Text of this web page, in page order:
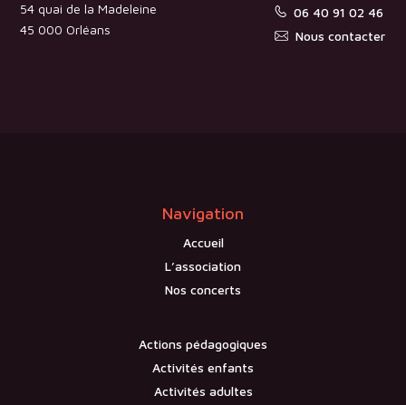
54 quai de la Madeleine
45 000 Orléans
06 40 91 02 46
Nous contacter
Navigation
Accueil
L’association
Nos concerts
Actions pédagogiques
Activités enfants
Activités adultes